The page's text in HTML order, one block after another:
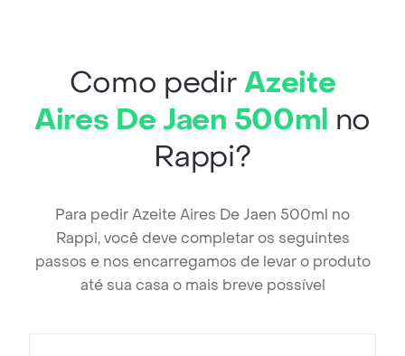
Como pedirAzeite
Aires De Jaen 500ml no
Rappi?
Para pedir Azeite Aires De Jaen 500ml no
Rappi, você deve completar os seguintes
passos e nos encarregamos de levar o produto
até sua casa o mais breve possível